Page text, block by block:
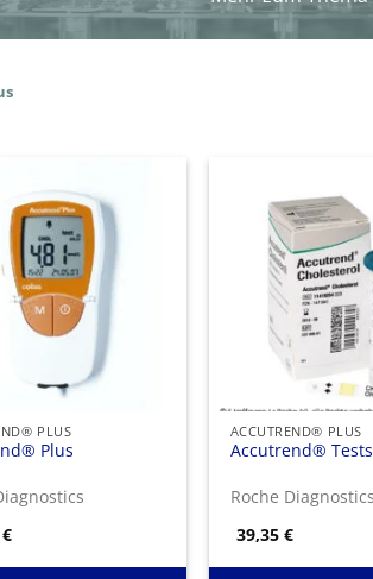
PLUS
Plus
€
ACCUTREND® PLUS
Accutrend®
Roche Diagnostics
39,35 €